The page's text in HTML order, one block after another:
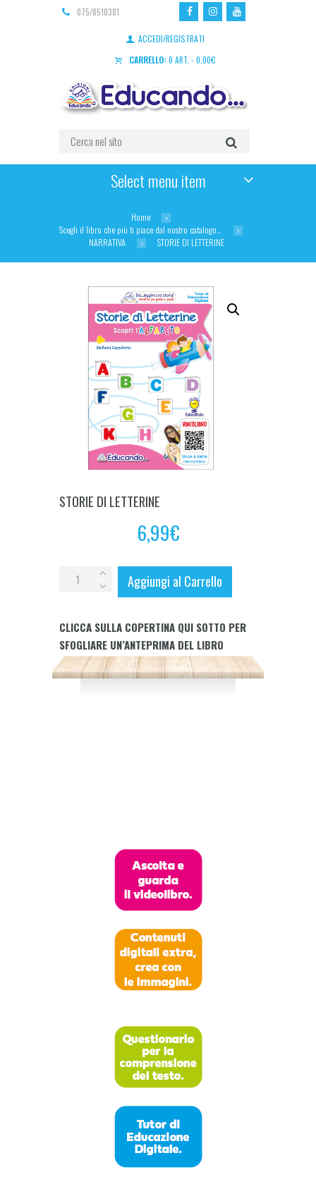
075/8510381
ACCEDI/REGISTRATI
CARRELLO: 0 ART. - 0,00€
Select menu item
Home
Scegli il libro che più ti piace dal nostro catalogo…
NARRATIVA
STORIE DI LETTERINE
STORIE DI LETTERINE
6,99€
STORIE
quantity
Aggiungi al Carrello
CLICCA SULLA COPERTINA QUI SOTTO PER
SFOGLIARE UN’ANTEPRIMA DEL LIBRO